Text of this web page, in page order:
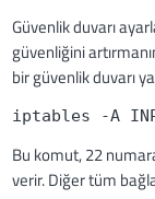
Güvenlik duvarı
güvenliğini
bir güvenlik duvarı
iptables -A
Bu komut, 22
verir. Diğer tüm